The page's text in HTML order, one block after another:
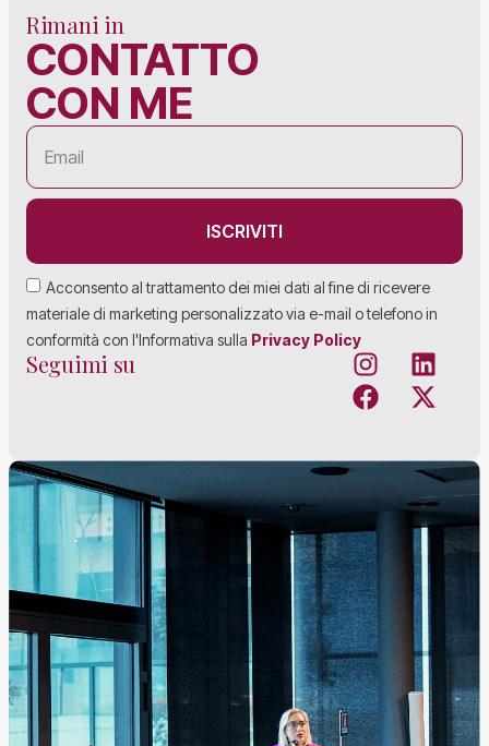
Rimani in
CONTATTO
CON ME
Acconsento al trattamento dei miei dati al fine di ricevere
materiale di marketing personalizzato via e-mail o telefono in
conformità con l'Informativa sulla Privacy Policy
ISCRIVITI
Seguimi su